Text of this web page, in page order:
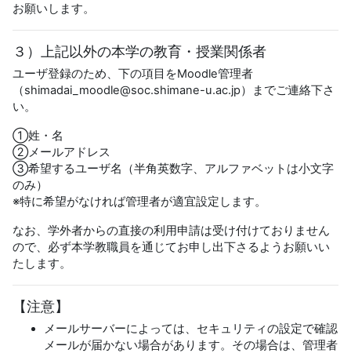
お願いします。
３）上記以外の本学の教育・授業関係者
ユーザ登録のため、下の項目をMoodle管理者
（shimadai_moodle@soc.shimane-u.ac.jp）までご連絡下さ
い。
①姓・名
②メールアドレス
③希望するユーザ名（半角英数字、アルファベットは小文字
のみ）
※特に希望がなければ管理者が適宜設定します。
なお、学外者からの直接の利用申請は受け付けておりません
ので、必ず本学教職員を通じてお申し出下さるようお願いい
たします。
【注意】
メールサーバーによっては、セキュリティの設定で確認
メールが届かない場合があります。その場合は、管理者